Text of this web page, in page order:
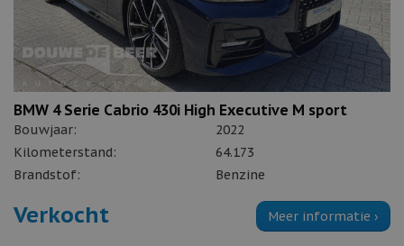
BMW 4 Serie Cabrio 430i High Executive M sport
Bouwjaar:
2022
Kilometerstand:
64.173
Brandstof:
Benzine
Verkocht Meer informatie ›